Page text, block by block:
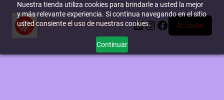
Nuestra tienda utiliza cookies para brindarle a usted la mejor
y más relevante experiencia. Si continua navegando en el sitio
usted consiente el uso de nuestras cookies.
Continuar
miTienda-e.online LinkedIn
Instagram
Facebook
Acceder